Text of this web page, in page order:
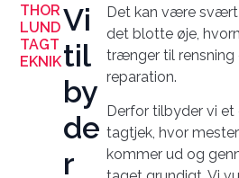
THOR
LUND
TAGT
EKNIK
Vi
til
by
de
r
Det kan være svært
det blotte øje,
trænger til rensning
reparation.
Derfor tilbyder vi et
tagtjek, hvor
kommer ud og